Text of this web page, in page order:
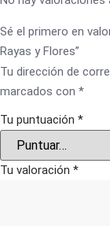
Sé el primero en
Rayas y Flores”
Tu dirección de
marcados con *
Tu puntuación *
Tu valoración *